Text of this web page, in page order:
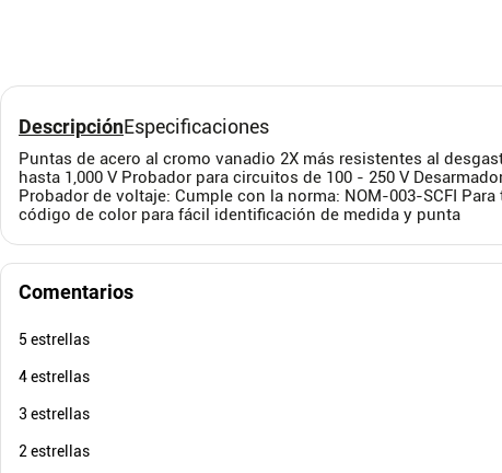
DescripciónEspecificaciones
Puntas de acero al cromo vanadio 2X más resistentes al
hasta 1,000 V Probador para circuitos de 100 - 250 V
Probador de voltaje: Cumple con la norma: NOM-003-SCFI
código de color para fácil identificación de medida y punta
Comentarios
5 estrellas
4 estrellas
3 estrellas
2 estrellas
$ 79.558
Cuota de Referencia*
quincenas de
AGREGAR
$ 54.